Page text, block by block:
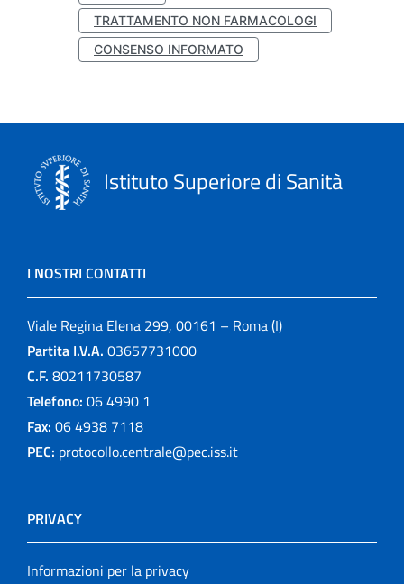
TRATTAMENTO NON FARMACOLOGI
CONSENSO INFORMATO
Istituto Superiore di Sanità
I NOSTRI CONTATTI
Viale Regina Elena 299, 00161 – Roma (I)
Partita I.V.A. 03657731000
C.F. 80211730587
Telefono: 06 4990 1
Fax: 06 4938 7118
PEC: protocollo.centrale@pec.iss.it
PRIVACY
Informazioni per la privacy